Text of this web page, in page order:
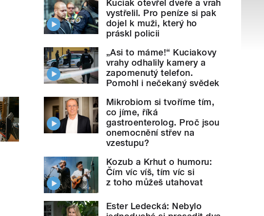
Kuciak otevřel dveře a vrah
vystřelil. Pro peníze si pak
dojel k muži, který ho
práskl policii
„Asi to máme!“ Kuciakovy
vrahy odhalily kamery a
zapomenutý telefon.
Pomohl i nečekaný svědek
Mikrobiom si tvoříme tím,
co jíme, říká
gastroenterolog. Proč jsou
onemocnění střev na
vzestupu?
Kozub a Krhut o humoru:
Čím víc víš, tím víc si
z toho můžeš utahovat
Ester Ledecká: Nebylo